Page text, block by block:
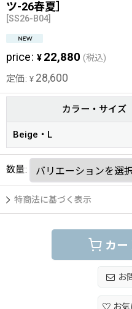
ツ-26春夏］
[SS26-B04]
price: ¥ 22,880 (税込)
定価: ¥ 28,600
カラー・サイズ
Beige・L
数量:
特商法に基づく表示
カー
お
お